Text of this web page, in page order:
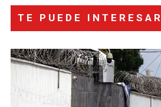
TE PUEDE INTERESAR